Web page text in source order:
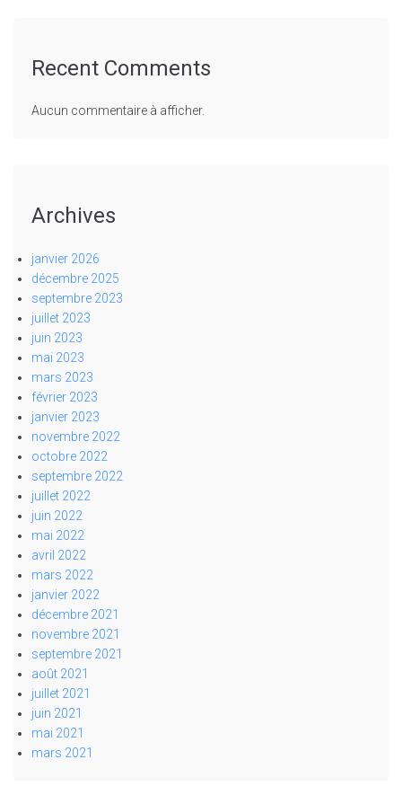
Recent Comments
Aucun commentaire à afficher.
Archives
janvier 2026
décembre 2025
septembre 2023
juillet 2023
juin 2023
mai 2023
mars 2023
février 2023
janvier 2023
novembre 2022
octobre 2022
septembre 2022
juillet 2022
juin 2022
mai 2022
avril 2022
mars 2022
janvier 2022
décembre 2021
novembre 2021
septembre 2021
août 2021
juillet 2021
juin 2021
mai 2021
mars 2021